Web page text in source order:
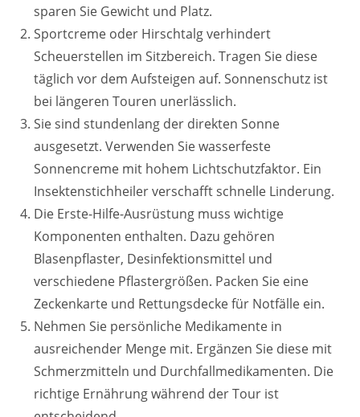
sparen Sie Gewicht und Platz.
Sportcreme oder Hirschtalg verhindert
Scheuerstellen im Sitzbereich. Tragen Sie diese
täglich vor dem Aufsteigen auf. Sonnenschutz ist
bei längeren Touren unerlässlich.
Sie sind stundenlang der direkten Sonne
ausgesetzt. Verwenden Sie wasserfeste
Sonnencreme mit hohem Lichtschutzfaktor. Ein
Insektenstichheiler verschafft schnelle Linderung.
Die Erste-Hilfe-Ausrüstung muss wichtige
Komponenten enthalten. Dazu gehören
Blasenpflaster, Desinfektionsmittel und
verschiedene Pflastergrößen. Packen Sie eine
Zeckenkarte und Rettungsdecke für Notfälle ein.
Nehmen Sie persönliche Medikamente in
ausreichender Menge mit. Ergänzen Sie diese mit
Schmerzmitteln und Durchfallmedikamenten. Die
richtige Ernährung während der Tour ist